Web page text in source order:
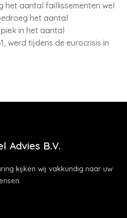
het aantal faillissementen wel
het aantal
in het aantal
werd tijdens de eurocrisis in
Advies B.V.
kijken wij vakkundig naar uw